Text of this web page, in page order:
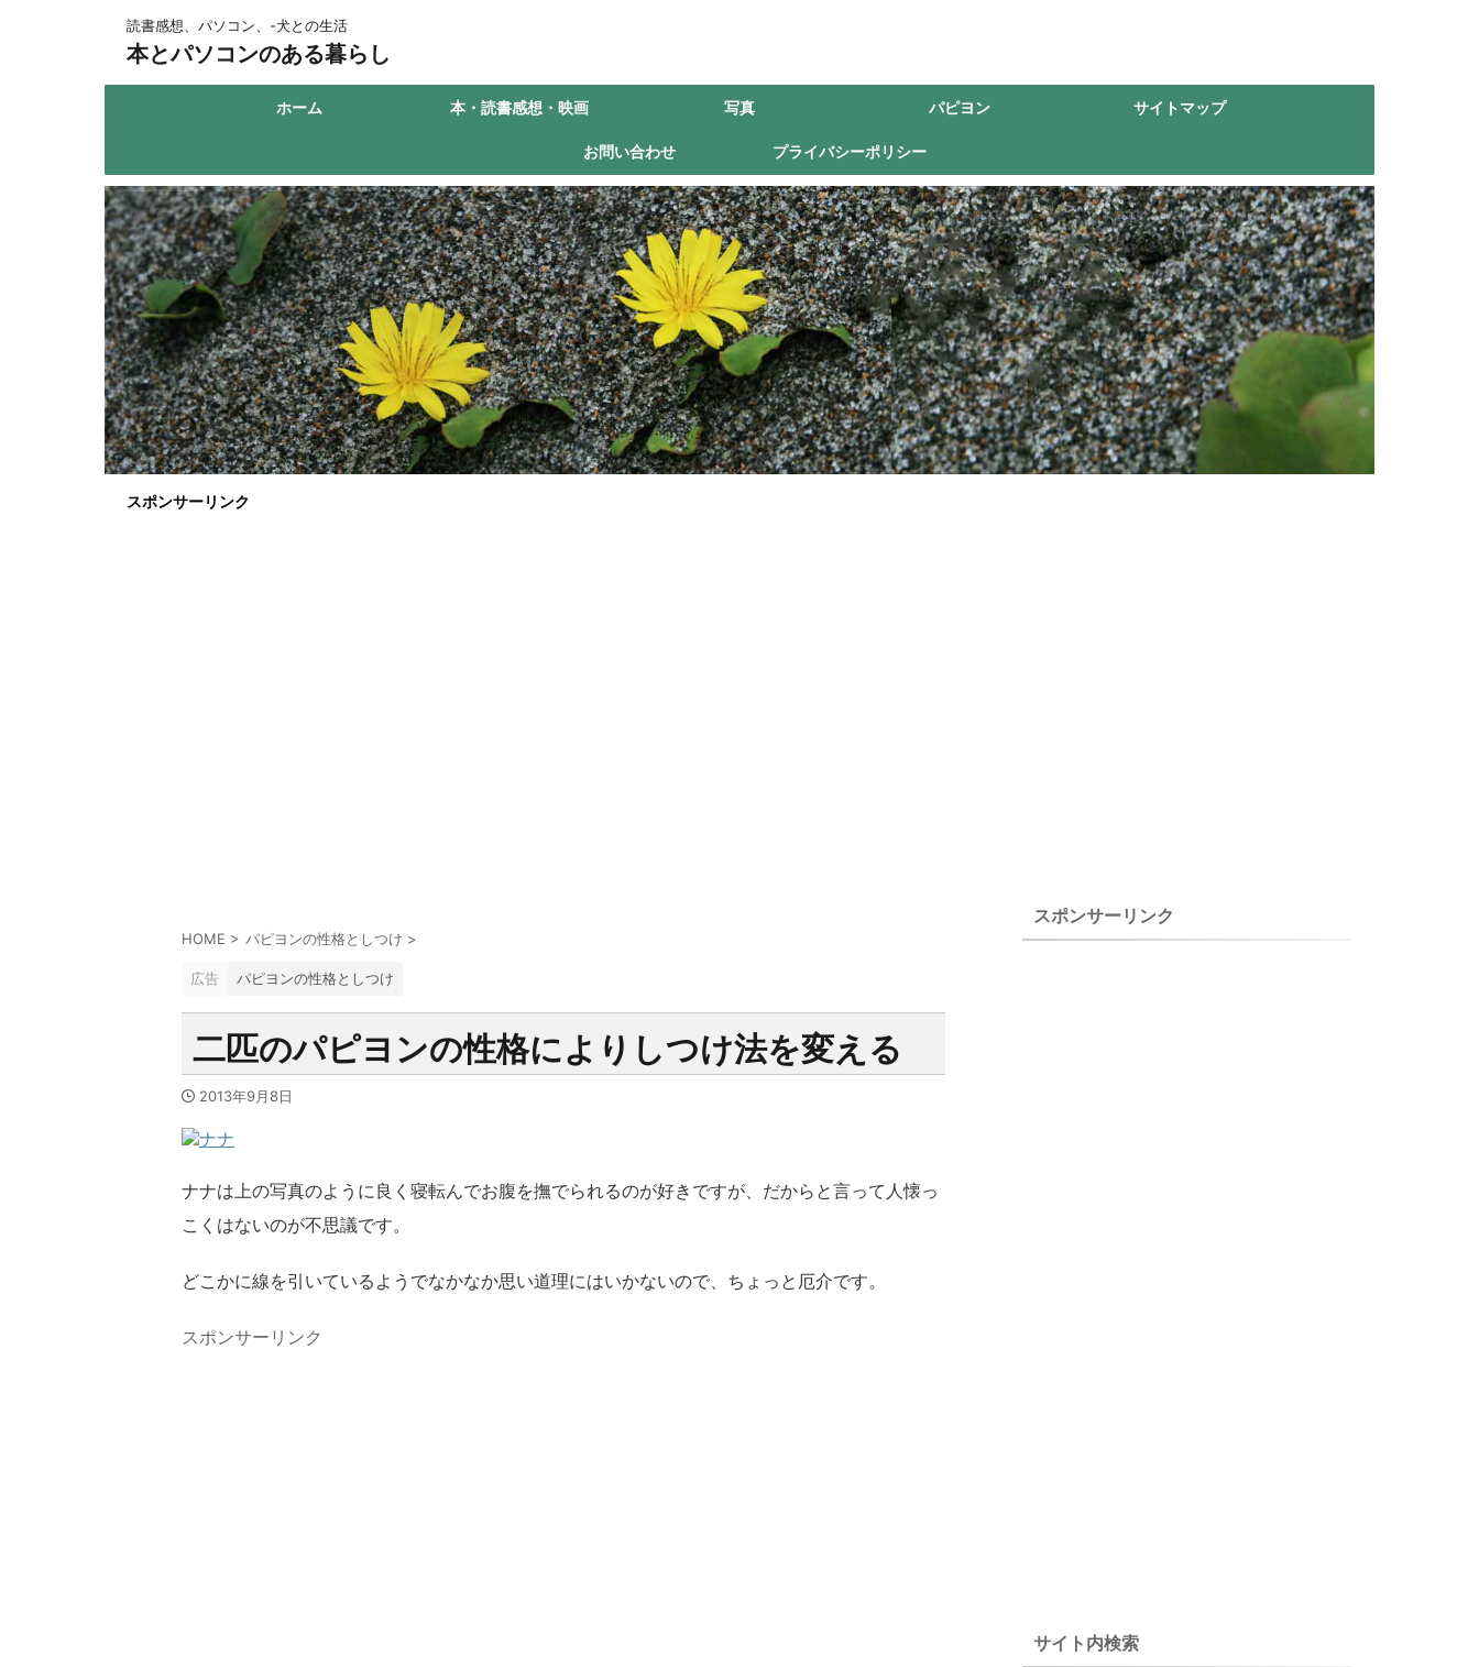
読書感想、パソコン、-犬との生活
本とパソコンのある暮らし
ホーム 本・読書感想・映画 写真 パピヨン サイトマップ
お問い合わせ プライバシーポリシー
スポンサーリンク
HOME > パピヨンの性格としつけ >
広告 パピヨンの性格としつけ
二匹のパピヨンの性格によりしつけ法を変える
2013年9月8日
ナナは上の写真のように良く寝転んでお腹を撫でられるのが好きですが、だからと言って人懐っ
こくはないのが不思議です。
どこかに線を引いているようでなかなか思い道理にはいかないので、ちょっと厄介です。
スポンサーリンク
スポンサーリンク
サイト内検索